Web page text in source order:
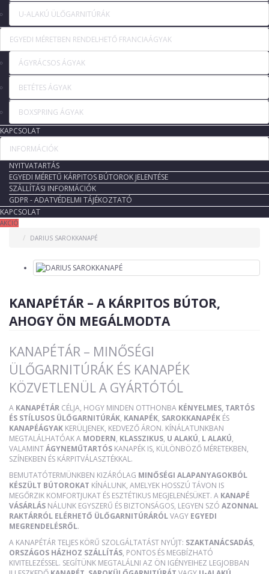
U-ALAKÚ ÜLŐGARNITÚRÁK
EGYEDI MÉRETBEN RENDELHETŐ FRANCIAÁGYAK
ÁGYRÁCSOS ÁGYAK
BETÉTES ÁGYAK
BOXSPRING ÁGYAK
KAPCSOLAT
INFORMÁCIÓK
NYITVATARTÁS
EGYEDI MÉRETŰ KÁRPITOS BÚTOROK JELENTÉSE
SZÁLLÍTÁSI INFORMÁCIÓK
GDPR - ADATVÉDELMI TÁJÉKOZTATÓ
KAPCSOLAT
AKCIÓ
DARIUS SAROKKANAPÉ
KANAPÉTÁR – A KÁRPITOS BÚTOR,
AHOGY ÖN MEGÁLMODTA
KANAPÉTÁR – MINŐSÉGI
ÜLŐGARNITÚRÁK ÉS KANAPÉK
KÖZVETLENÜL A GYÁRTÓTÓL
A KANAPÉTÁR CÉLJA, HOGY MINDEN OTTHONBA KÉNYELMES, TARTÓS
ÉS STÍLUSOS ÜLŐGARNITÚRÁK, KANAPÉK, SAROKKANAPÉK ÉS
KANAPÉÁGYAK KERÜLJENEK, KEDVEZŐ ÁRON. KÍNÁLATUNKBAN
MEGTALÁLHATÓAK A MODERN, KLASSZIKUS, U ALAKÚ, L ALAKÚ,
VALAMINTÁGYNEMŰTARTÓS KANAPÉK IS, KÜLÖNBÖZŐ MÉRETEKBEN,
SZÍNEKBEN ÉS KÁRPITVÁLASZTÉKKAL.
BEMUTATÓTERMÜNKBEN KIZÁRÓLAG MINŐSÉGI ALAPANYAGOKBÓL
KÉSZÜLT BÚTOROKAT KÍNÁLUNK, AMELYEK HOSSZÚ TÁVON IS
MEGŐRZIK KOMFORTJUKAT ÉS ESZTÉTIKUS MEGJELENÉSÜKET. A KANAPÉ
VÁSÁRLÁS NÁLUNK EGYSZERŰ ÉS BIZTONSÁGOS, LEGYEN SZÓ AZONNAL
RAKTÁRRÓL ELÉRHETŐ ÜLŐGARNITÚRÁRÓLVAGY EGYEDI
MEGRENDELÉSRŐL.
A KANAPÉTÁR TELJES KÖRŰ SZOLGÁLTATÁST NYÚJT: SZAKTANÁCSADÁS,
ORSZÁGOS HÁZHOZ SZÁLLÍTÁS, PONTOS ÉS MEGBÍZHATÓ
KIVITELEZÉSSEL. SEGÍTÜNK MEGTALÁLNI AZ ÖN IGÉNYEIHEZ LEGJOBBAN